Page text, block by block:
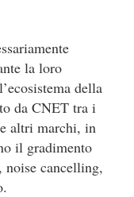
la loro
della
da CNET tra i
altri marchi, in
il gradimento
noise cancelling,